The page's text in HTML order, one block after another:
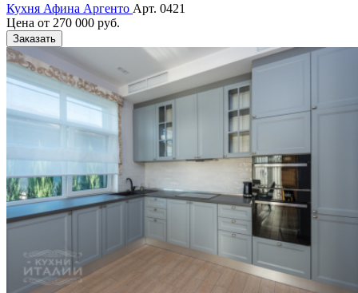
Кухня Афина Аргенто Арт. 0421
Цена от 270 000 руб.
Заказать